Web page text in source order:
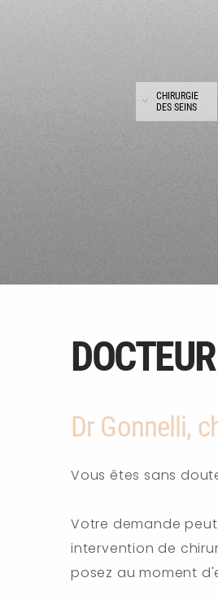
CHIRURGIE
DES SEINS
Dr Gonnelli,
Vous êtes sans
Votre demande
intervention de
posez au moment